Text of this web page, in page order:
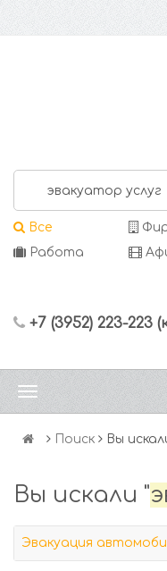
Все
Работа
+7 (3952) 223-
Поиск Вы
Вы искали "
Эвакуация